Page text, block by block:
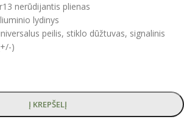
nerūdijantis plienas
lydinys
peilis, stiklo dūžtuvas, signalinis
)
Į KREPŠELĮ